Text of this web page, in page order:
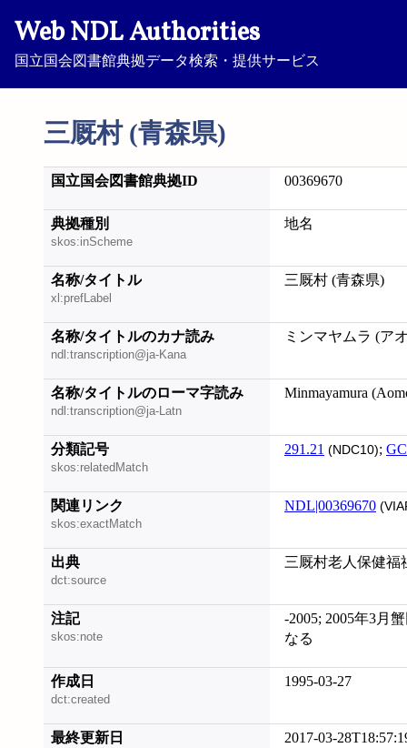
Web NDL Authorities
国立国会図書館典拠データ検索・提供サービス
三厩村 (青森県)
国立国会図書館典拠ID 00369670
典拠種別
skos:inScheme
地名
名称/タイトル
xl:prefLabel
三厩村 (青森県)
名称/タイトルのカナ読み
ndl:transcription@ja-Kana
ミンマヤムラ (ア
名称/タイトルのローマ字読み
ndl:transcription@ja-Latn
Minmayamura
分類記号
skos:relatedMatch
291.21 (NDC10);
関連リンク
skos:exactMatch
NDL|00369670
出典
dct:source
三厩村老人保健福
注記
skos:note
-2005; 2005年3月
なる
作成日
dct:created
1995-03-27
最終更新日 2017-03-